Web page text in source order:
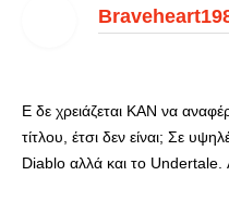
Ε δε χρειάζεται ΚΑΝ να
τίτλου, έτσι δεν είναι; Σε
Diablo αλλά και το Undertale.